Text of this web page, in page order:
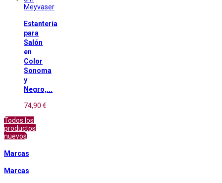
Meyvaser
Estantería
para
Salón
en
Color
Sonoma
y
Negro,...
74,90 €
Todos los
productos
nuevos
Marcas
Marcas